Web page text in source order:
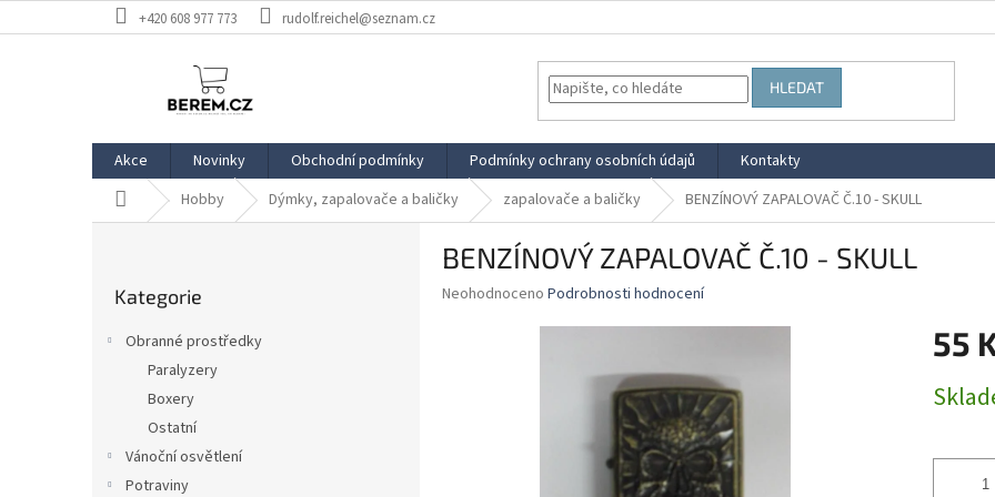
na
+420 608 977 773 rudolf.reichel@seznam.cz
HLEDAT
Akce Novinky Obchodní podmínky Podmínky ochrany osobních údajů
Kontakty
Domů Hobby Dýmky, zapalovače a baličky zapalovače a baličky BENZÍNOVÝ ZAPALOVAČ Č.10 - SKULL
kategorie
Kategorie
Obranné prostředky
Paralyzery
Boxery
Ostatní
Vánoční osvětlení
Potraviny
BENZÍNOVÝ ZAPALOVAČ Č.10 - SKULL
Průměrné
Neohodnoceno Podrobnosti hodnocení
55
cena: